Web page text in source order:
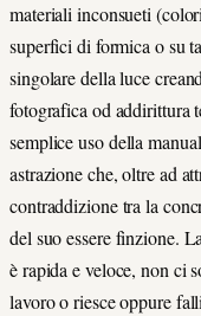
materiali inconsueti
superfici di formica o su
singolare della luce
fotografica od addirittura
semplice uso della
astrazione che, oltre ad
contraddizione tra la
del suo essere finzione.
è rapida e veloce, non ci
lavoro o riesce oppure